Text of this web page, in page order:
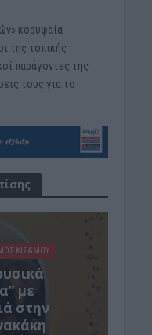
κορυφαία
της τοπικής
παράγοντες της
τους για το
ΚΙΣΆΜΟΥ
με
στην